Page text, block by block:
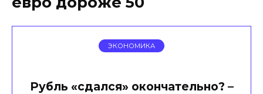
ЭКОНОМИКА
Рубль «сдался» окончательно? –